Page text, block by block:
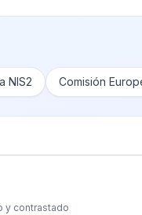
NIS2 Comisión
y contrastado